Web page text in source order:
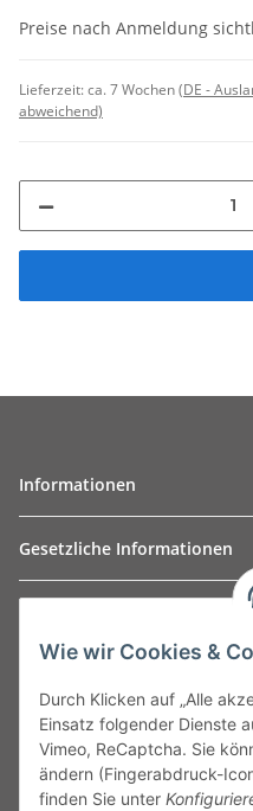
Preise nach Anmeldung
Lieferzeit:ca. 7 Wochen(DE -
abweichend)
Informationen
Gesetzliche Informationen
Leibnizstraße 2a
Germany
Phone:+49 40 5287270
Fax:+49 40 5281050
Email:sales@tow-
Wie wir Cookies &
Durch Klicken auf „Alle
Einsatz folgender Dienste
Vimeo, ReCaptcha. Sie
ändern (Fingerabdruck-
finden Sie unter